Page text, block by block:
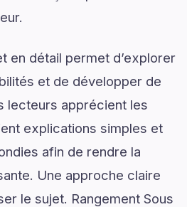
en détail permet d’explorer
et de développer de
lecteurs apprécient les
explications simples et
afin de rendre la
Une approche claire
le sujet. Rangement Sous